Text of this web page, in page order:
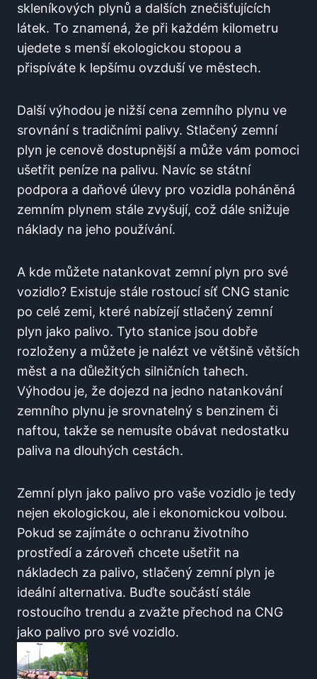
skleníkových plynů a dalších znečišťujících
látek. To znamená, že při každém kilometru
ujedete s menší ekologickou stopou a
přispíváte k lepšímu ovzduší ve městech.
Další výhodou je nižší cena zemního plynu ve
srovnání s tradičními palivy. Stlačený zemní
plyn je cenově dostupnější a může vám pomoci
ušetřit peníze na palivu. Navíc se státní
podpora a daňové úlevy pro vozidla poháněná
zemním plynem stále zvyšují, což dále snižuje
náklady na jeho používání.
A kde můžete natankovat zemní plyn pro své
vozidlo? Existuje stále rostoucí síť CNG stanic
po celé zemi, které nabízejí stlačený zemní
plyn jako palivo. Tyto stanice jsou dobře
rozloženy a můžete je nalézt ve většině větších
měst a na důležitých silničních tahech.
Výhodou je, že dojezd na jedno natankování
zemního plynu je srovnatelný s benzinem či
naftou, takže se nemusíte obávat nedostatku
paliva na dlouhých cestách.
Zemní plyn jako palivo pro vaše vozidlo je tedy
nejen ekologickou, ale i ekonomickou volbou.
Pokud se zajímáte o ochranu životního
prostředí a zároveň chcete ušetřit na
nákladech za palivo, stlačený zemní plyn je
ideální alternativa. Buďte součástí stále
rostoucího trendu a zvažte přechod na CNG
jako palivo pro své vozidlo.